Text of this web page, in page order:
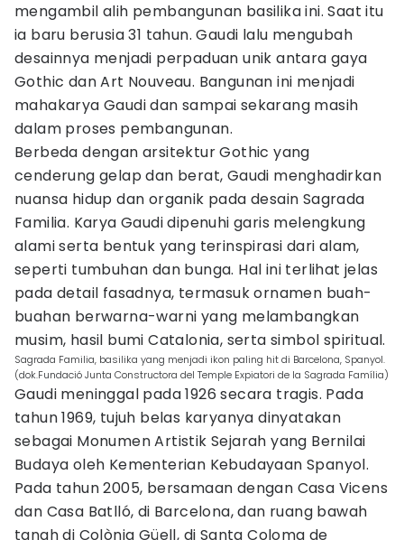
mengambil alih pembangunan basilika ini. Saat itu
ia baru berusia 31 tahun. Gaudi lalu mengubah
desainnya menjadi perpaduan unik antara gaya
Gothic dan Art Nouveau. Bangunan ini menjadi
mahakarya Gaudi dan sampai sekarang masih
dalam proses pembangunan.
Berbeda dengan arsitektur Gothic yang
cenderung gelap dan berat, Gaudi menghadirkan
nuansa hidup dan organik pada desain Sagrada
Familia. Karya Gaudi dipenuhi garis melengkung
alami serta bentuk yang terinspirasi dari alam,
seperti tumbuhan dan bunga. Hal ini terlihat jelas
pada detail fasadnya, termasuk ornamen buah-
buahan berwarna-warni yang melambangkan
musim, hasil bumi Catalonia, serta simbol spiritual.
Sagrada Familia, basilika yang menjadi ikon paling hit di Barcelona, Spanyol.
(dok.Fundació Junta Constructora del Temple Expiatori de la Sagrada Família)
Gaudi meninggal pada 1926 secara tragis. Pada
tahun 1969, tujuh belas karyanya dinyatakan
sebagai Monumen Artistik Sejarah yang Bernilai
Budaya oleh Kementerian Kebudayaan Spanyol.
Pada tahun 2005, bersamaan dengan Casa Vicens
dan Casa Batlló, di Barcelona, ​​dan ruang bawah
tanah di Colònia Güell, di Santa Coloma de